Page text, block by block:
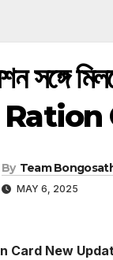
সঙ্গে
By Team
MAY 6, 2025
Card New